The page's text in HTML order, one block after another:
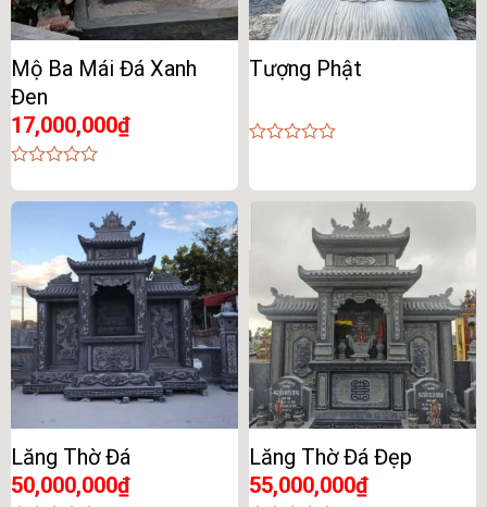
Mộ Ba Mái Đá Xanh
Đen
17,000,000₫
out
Tượng Phật
of
Lăng Thờ Đá
50,000,000₫
Lăng Thờ Đá Đẹp
55,000,000₫